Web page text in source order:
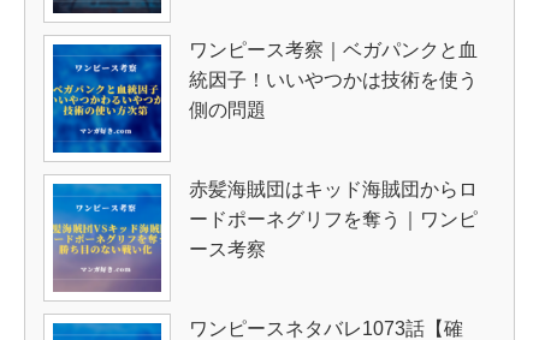
ワンピース考察｜ベガパンクと血
統因子！いいやつかは技術を使う
側の問題
赤髪海賊団はキッド海賊団からロ
ードポーネグリフを奪う｜ワンピ
ース考察
ワンピースネタバレ1073話【確